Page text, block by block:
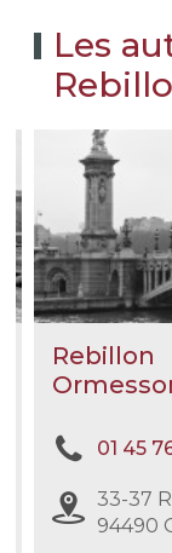
Les
Rebillon
01 45
33-37
94490